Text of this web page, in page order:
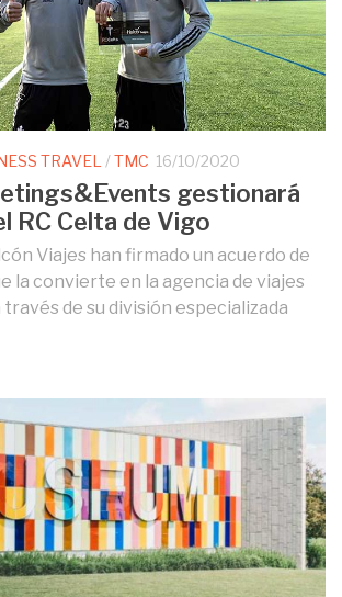
TRAVEL /TMC 16/10/2020
gestionará
RC Celta de Vigo
Viajes han firmado un acuerdo de
la convierte en la agencia de viajes
través de su división especializada